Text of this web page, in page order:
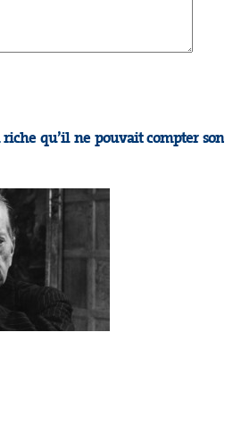
qu’il ne pouvait compter son